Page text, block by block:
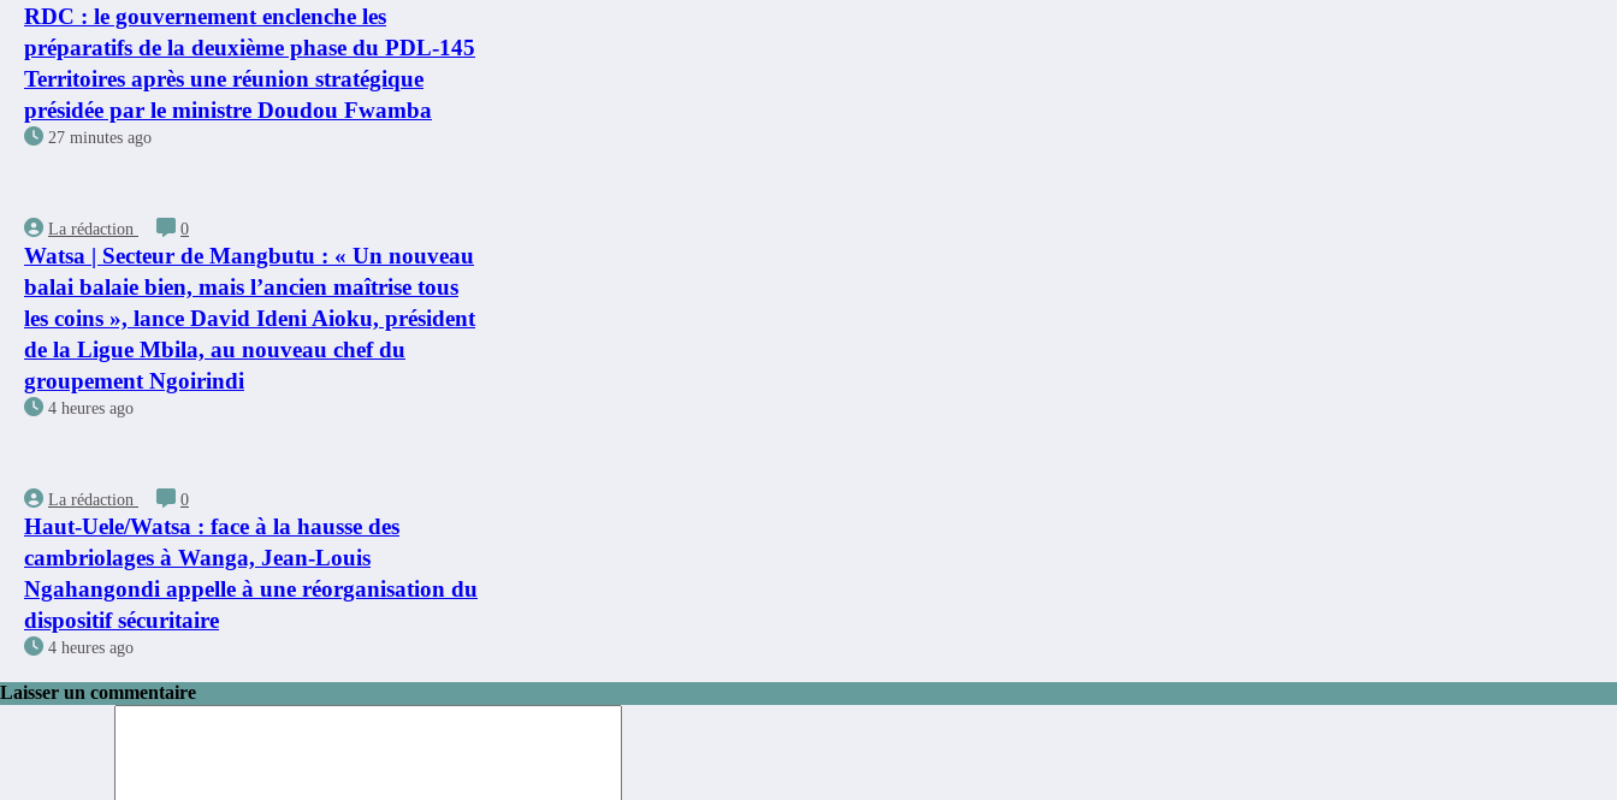
RDC : le gouvernement enclenche les
préparatifs de la deuxième phase du PDL-145
Territoires après une réunion stratégique
présidée par le ministre Doudou Fwamba
27 minutes ago
La rédaction 0
Watsa | Secteur de Mangbutu : « Un nouveau
balai balaie bien, mais l’ancien maîtrise tous
les coins », lance David Ideni Aioku, président
de la Ligue Mbila, au nouveau chef du
groupement Ngoirindi
4 heures ago
La rédaction 0
Haut-Uele/Watsa : face à la hausse des
cambriolages à Wanga, Jean-Louis
Ngahangondi appelle à une réorganisation du
dispositif sécuritaire
4 heures ago
Laisser un commentaire